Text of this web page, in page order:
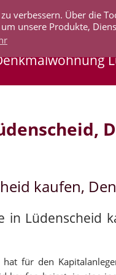
verbessern. Über die
unsere Produkte,
AKTUELLES
kaufen,
in Lüdenscheid
für den